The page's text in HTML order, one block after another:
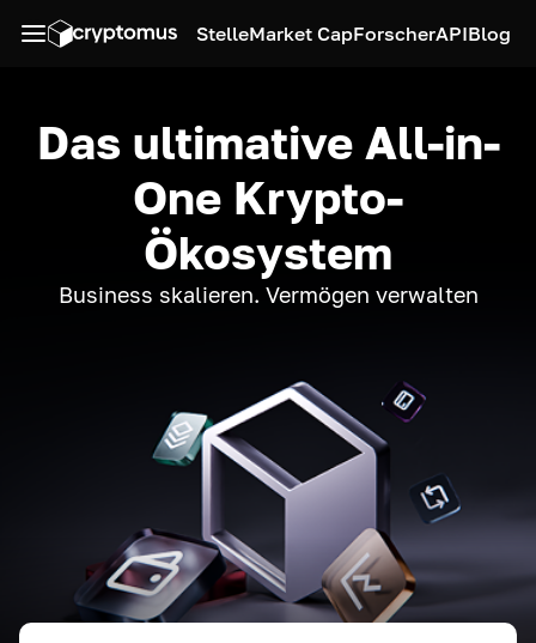
StelleMarket CapForscherAPIBlog
Das ultimative All-in-
One Krypto-
Ökosystem
Business skalieren. Vermögen verwalten